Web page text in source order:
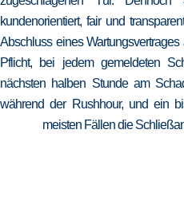
kundenorientiert, fair und
Abschluss eines
Pflicht, bei jedem gemeldeten
nächsten halben Stunde am
während der Rushhour, und ein
meisten Fällen die